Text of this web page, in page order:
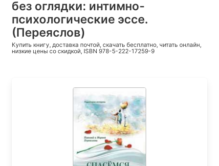
без оглядки: интимно-
психологические эссе.
(Переяслов)
Купить книгу, доставка почтой, скачать бесплатно, читать онлайн,
низкие цены со скидкой, ISBN 978-5-222-17259-9